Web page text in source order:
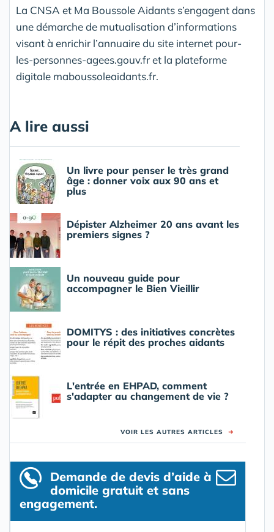
La CNSA et Ma Boussole Aidants s’engagent dans
une démarche de mutualisation d’informations
visant à enrichir l’annuaire du site internet pour-
les-personnes-agees.gouv.fr et la plateforme
digitale maboussoleaidants.fr.
A lire aussi
Un livre pour penser le très grand
âge : donner voix aux 90 ans et
plus
Dépister Alzheimer 20 ans avant les
premiers signes ?
Un nouveau guide pour
accompagner le Bien Vieillir
DOMITYS : des initiatives concrètes
pour le répit des proches aidants
L'entrée en EHPAD, comment
s'adapter au changement de vie ?
VOIR LES AUTRES ARTICLES ➜
Demande de devis d’aide à
domicile gratuit et sans
engagement.